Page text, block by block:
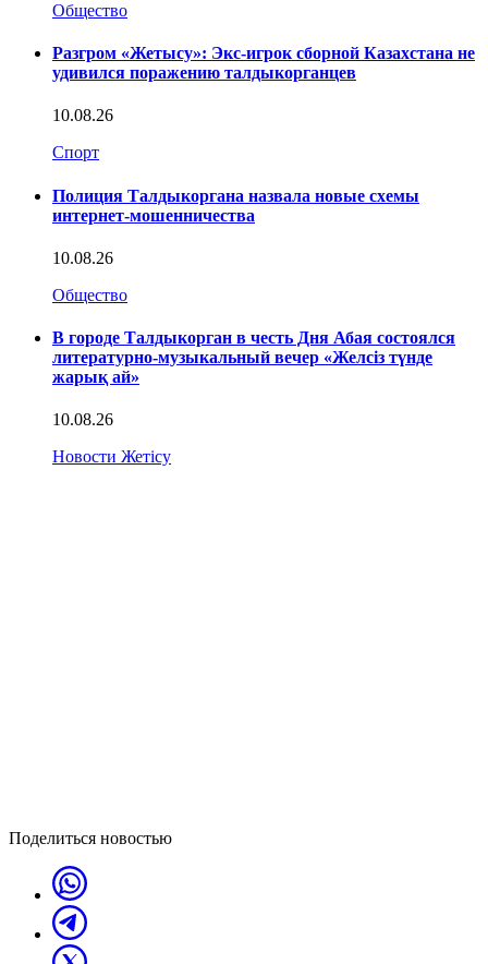
Общество
Разгром «Жетысу»: Экс-игрок сборной Казахстана не
удивился поражению талдыкорганцев
10.08.26
Спорт
Полиция Талдыкоргана назвала новые схемы
интернет-мошенничества
10.08.26
Общество
В городе Талдыкорган в честь Дня Абая состоялся
литературно-музыкальный вечер «Желсіз түнде
жарық ай»
10.08.26
Новости Жетісу
Поделиться новостью